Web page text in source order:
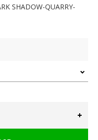
SHADOW-QUARRY-